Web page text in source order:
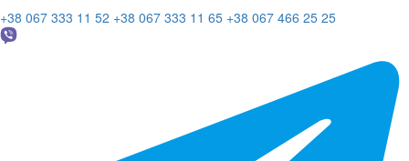
+38 067 333 11 52 +38 067 333 11 65 +38 067 466 25 25